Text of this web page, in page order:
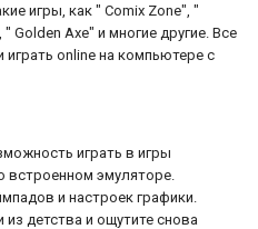
игры, как " Comix Zone", "
Golden Axe" и многие другие. Все
online на компьютере с
играть в игры
встроенном эмуляторе.
и настроек графики.
детства и ощутите снова